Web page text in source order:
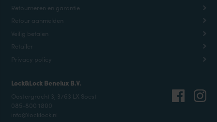
Retourneren en garantie
Retour aanmelden
Veilig betalen
Retailer
Privacy policy
Lock&Lock Benelux B.V.
Oostergracht 3, 3763 LX Soest
085-800 1800
info@locklock.nl